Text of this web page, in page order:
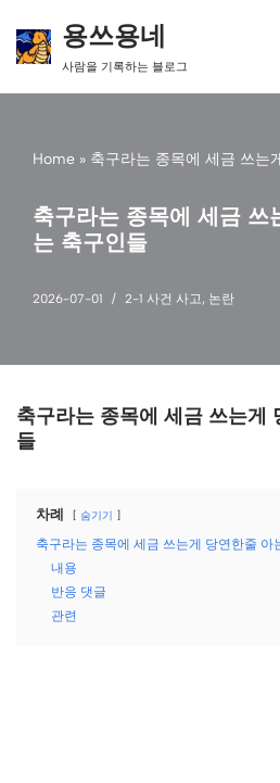
콘
용쓰용네
사람을 기록하는 블로그
Home » 축구라는 종목에 세금 쓰는
축구라는 종목에 세금 쓰
는 축구인들
2026-07-01 2-1 사건 사고, 논란
축구라는 종목에 세금 쓰는게
들
차례 숨기기
축구라는 종목에 세금 쓰는게 당연한줄 아
내용
반응 댓글
관련